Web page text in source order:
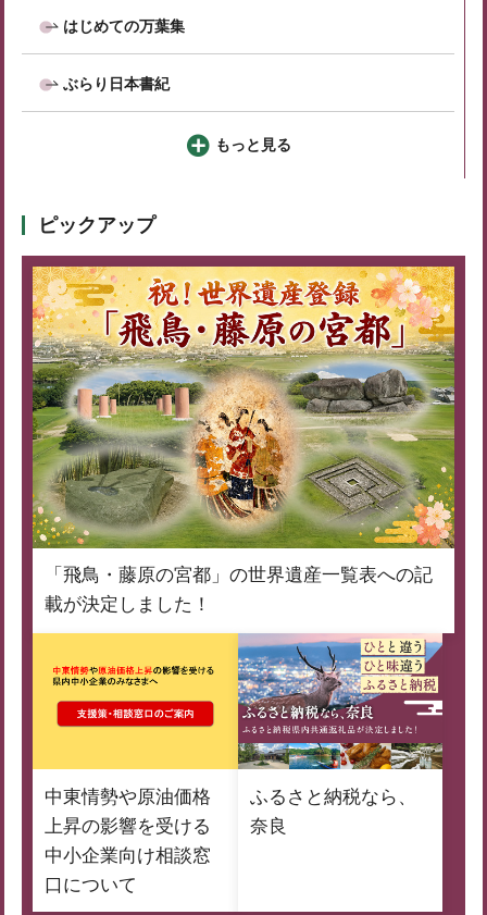
はじめての万葉集
ぶらり日本書紀
もっと見る
ピックアップ
「飛鳥・藤原の宮都」の世界遺産一覧表への記
載が決定しました！
中東情勢や原油価格
上昇の影響を受ける
中小企業向け相談窓
口について
ふるさと納税なら、
奈良